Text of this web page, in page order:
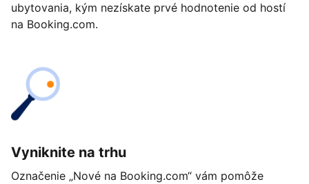
ubytovania, kým nezískate prvé hodnotenie od hostí
na Booking.com.
Vyniknite na trhu
Označenie „Nové na Booking.com“ vám pomôže